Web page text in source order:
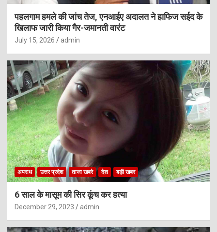
पहलगाम हमले की जांच तेज, एनआईए अदालत ने हाफिज सईद के
खिलाफ जारी किया गैर-जमानती वारंट
July 15, 2026 admin
अपराध उत्तर प्रदेश ताजा खबरे देश बड़ी खबर
6 साल के मासूम की सिर कूंच कर हत्या
December 29, 2023 admin